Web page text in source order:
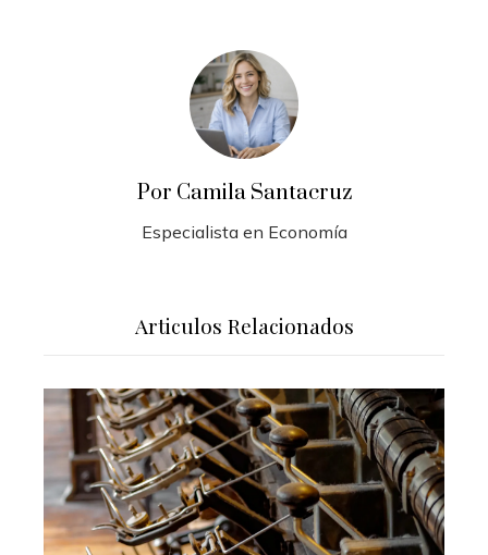
Por Camila Santacruz
Especialista en Economía
Articulos Relacionados